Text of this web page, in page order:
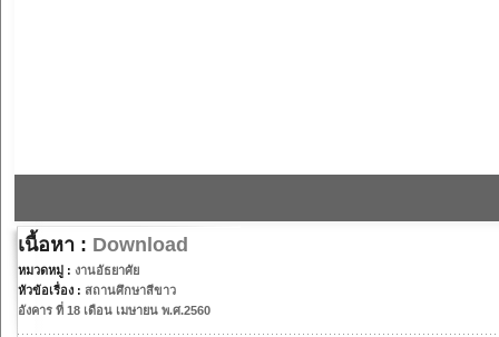
เนื้อหา : Download
หมวดหมู่ : งานอัธยาศัย
หัวข้อเรื่อง : สถานศึกษาสีขาว
อังคาร ที่ 18 เดือน เมษายน พ.ศ.2560